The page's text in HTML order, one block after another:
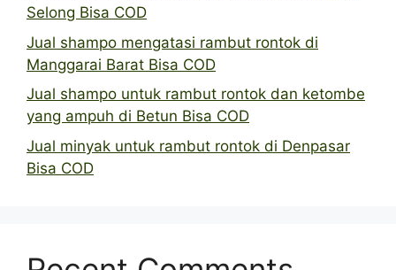
Selong Bisa COD
Jual shampo mengatasi rambut rontok di
Manggarai Barat Bisa COD
Jual shampo untuk rambut rontok dan ketombe
yang ampuh di Betun Bisa COD
Jual minyak untuk rambut rontok di Denpasar
Bisa COD